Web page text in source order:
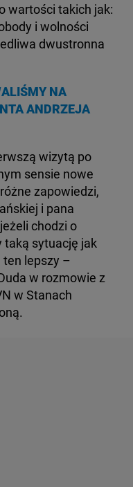
wartości takich jak:
i wolności
dwustronna
NA
ANDRZEJA
wizytą po
sensie nowe
zapowiedzi,
i pana
chodzi o
taką sytuację jak
ten lepszy –
w rozmowie z
w Stanach
TVN S.A. / TVN Media Sp. z
Sp. z o.o. oraz zawarcia stosownej